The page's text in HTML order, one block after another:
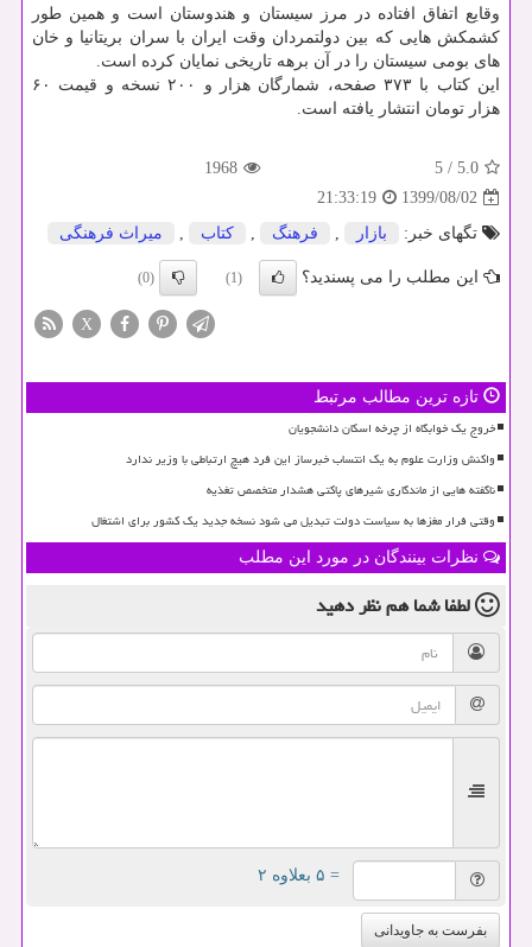
وقایع اتفاق افتاده در مرز سیستان و هندوستان است و همین طور
کشمکش هایی که بین دولتمردان وقت ایران با سران بریتانیا و خان
های بومی سیستان را در آن برهه تاریخی نمایان کرده است.
این کتاب با ۳۷۳ صفحه، شمارگان هزار و ۲۰۰ نسخه و قیمت ۶۰
هزار تومان انتشار یافته است.
5.0
/
5
1968
1399/08/02
21:33:19
تگهای خبر:
بازار , فرهنگ , كتاب , میراث فرهنگی
این مطلب را می پسندید؟ (1)
(0)
X
تازه ترین مطالب مرتبط
خروج یک خوابگاه از چرخه اسکان دانشجویان
واکنش وزارت علوم به یک انتساب خبرساز این فرد هیچ ارتباطی با وزیر ندارد
ناگفته هایی از ماندگاری شیرهای پاکتی هشدار متخصص تغذیه
وقتی فرار مغزها به سیاست دولت تبدیل می شود نسخه جدید یک کشور برای اشتغال
نظرات بینندگان در مورد این مطلب
لطفا شما همنظر دهید
= ۵ بعلاوه ۲
بفرست به جاویدانی